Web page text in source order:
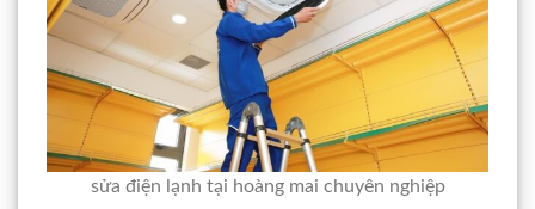
sửa điện lạnh tại hoàng mai chuyên nghiệp